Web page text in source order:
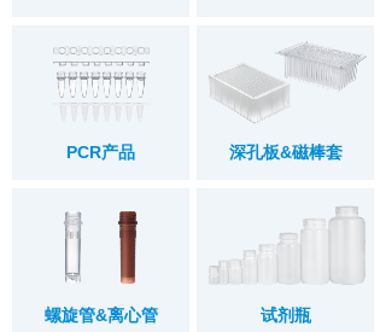
PCR产品 深孔板&磁棒套
螺旋管&离心管 试剂瓶